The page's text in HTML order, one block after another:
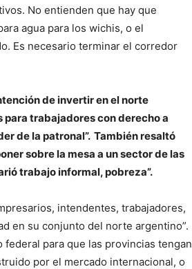
No entienden que hay que
agua para los wichis, o el
Es necesario terminar el corredor
de invertir en el norte
para trabajadores con derecho a
de la patronal”. También resaltó
sobre la mesa a un sector de las
trabajo informal, pobreza”.
intendentes, trabajadores,
en su conjunto del norte argentino”.
federal para que las provincias tengan
por el mercado internacional, o